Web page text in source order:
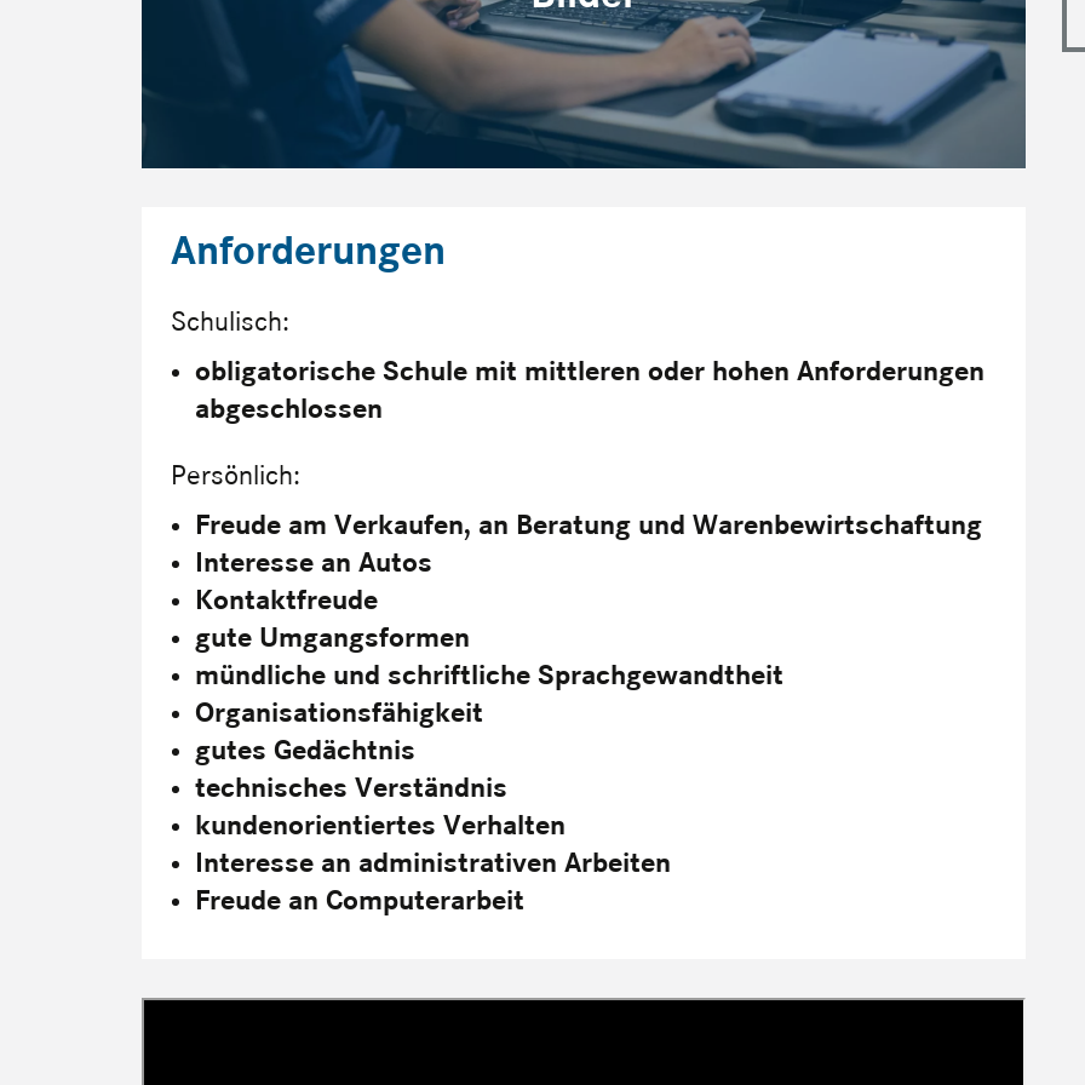
Anforderungen
Schulisch:
obligatorische Schule mit mittleren oder hohen Anforderungen
abgeschlossen
Persönlich:
Freude am Verkaufen, an Beratung und Warenbewirtschaftung
Interesse an Autos
Kontaktfreude
gute Umgangsformen
mündliche und schriftliche Sprachgewandtheit
Organisationsfähigkeit
gutes Gedächtnis
technisches Verständnis
kundenorientiertes Verhalten
Interesse an administrativen Arbeiten
Freude an Computerarbeit